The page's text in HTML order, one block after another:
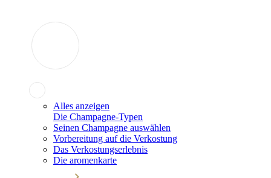
Alles anzeigen
Die Champagne-Typen
Seinen Champagne auswählen
Vorbereitung auf die Verkostung
Das Verkostungserlebnis
Die aromenkarte